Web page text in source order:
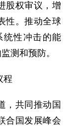
股权审议，增
性。推动全球
统性冲击的能
测和预防。
程
共同推动国
合国发展峰会